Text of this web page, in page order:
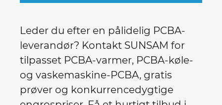
Leder du efter en pålidelig PCBA-
leverandør? Kontakt SUNSAM for
tilpasset PCBA-varmer, PCBA-køle-
og vaskemaskine-PCBA, gratis
prøver og konkurrencedygtige